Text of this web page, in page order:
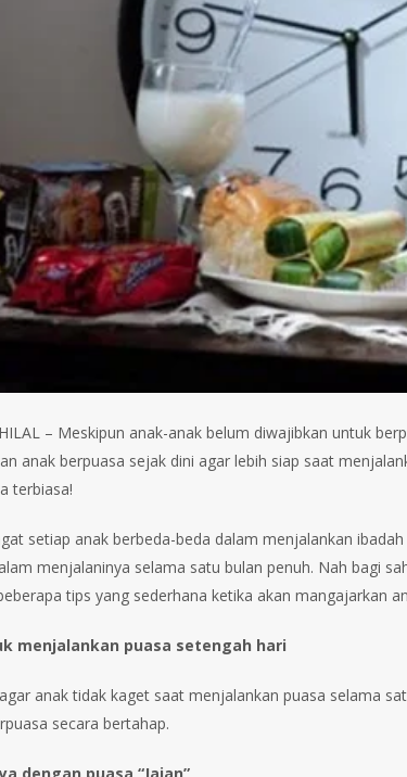
– Meskipun anak-anak belum diwajibkan untuk
anak berpuasa sejak dini agar lebih siap saat
terbiasa!
setiap anak berbeda-beda dalam menjalankan
menjalaninya selama satu bulan penuh. Nah bagi
tips yang sederhana ketika akan mangajarkan
menjalankan puasa setengah hari
anak tidak kaget saat menjalankan puasa selama
secara bertahap.